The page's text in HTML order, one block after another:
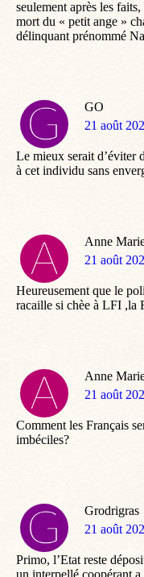
seulement après les
mort du « petit ange »
délinquant prénommé
GO
dit
21 août
Le mieux serait d’éviter
à cet individu sans
Anne
dit
21 août
Heureusement que le
racaille si chèe à LFI ,la
Anne
dit
21 août
Comment les Français
imbéciles?
Grodrigras
dit
21 août
Primo, l’Etat reste
un interpellé coopérant a